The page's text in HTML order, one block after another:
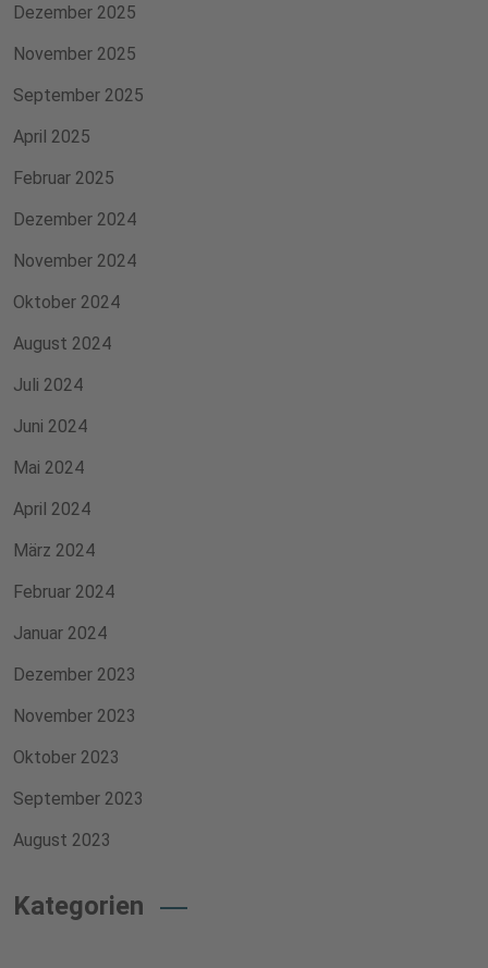
Dezember 2025
November 2025
September 2025
April 2025
Februar 2025
Dezember 2024
November 2024
Oktober 2024
August 2024
Juli 2024
Juni 2024
Mai 2024
April 2024
März 2024
Februar 2024
Januar 2024
Dezember 2023
November 2023
Oktober 2023
September 2023
August 2023
Kategorien